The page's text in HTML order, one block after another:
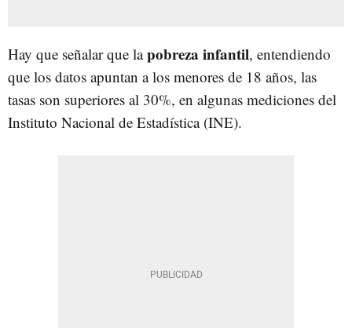
Hay que señalar que lapobreza infantil, entendiendo
que los datos apuntan a los menores de 18 años, las
tasas son superiores al 30%, en algunas mediciones del
Instituto Nacional de Estadística (INE).